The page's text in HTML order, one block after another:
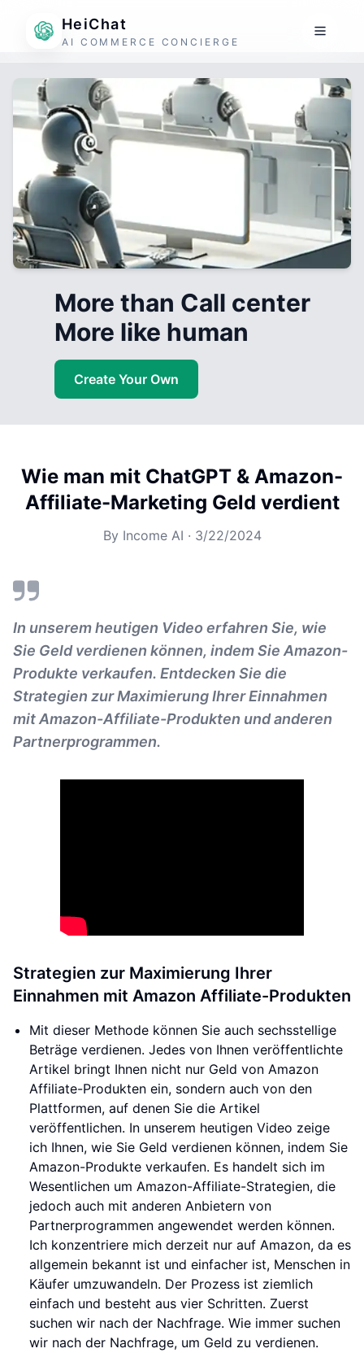
HeiChat
AI COMMERCE CONCIERGE
More than Call center
More like human
Create Your Own
Wie man mit ChatGPT & Amazon-
Affiliate-Marketing Geld verdient
By Income AI · 3/22/2024
In unserem heutigen Video erfahren Sie, wie
Sie Geld verdienen können, indem Sie Amazon-
Produkte verkaufen. Entdecken Sie die
Strategien zur Maximierung Ihrer Einnahmen
mit Amazon-Affiliate-Produkten und anderen
Partnerprogrammen.
Strategien zur Maximierung Ihrer
Einnahmen mit Amazon Affiliate-Produkten
Mit dieser Methode können Sie auch sechsstellige
Beträge verdienen. Jedes von Ihnen veröffentlichte
Artikel bringt Ihnen nicht nur Geld von Amazon
Affiliate-Produkten ein, sondern auch von den
Plattformen, auf denen Sie die Artikel
veröffentlichen. In unserem heutigen Video zeige
ich Ihnen, wie Sie Geld verdienen können, indem Sie
Amazon-Produkte verkaufen. Es handelt sich im
Wesentlichen um Amazon-Affiliate-Strategien, die
jedoch auch mit anderen Anbietern von
Partnerprogrammen angewendet werden können.
Ich konzentriere mich derzeit nur auf Amazon, da es
allgemein bekannt ist und einfacher ist, Menschen in
Käufer umzuwandeln. Der Prozess ist ziemlich
einfach und besteht aus vier Schritten. Zuerst
suchen wir nach der Nachfrage. Wie immer suchen
wir nach der Nachfrage, um Geld zu verdienen.